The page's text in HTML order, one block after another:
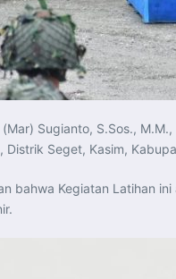
Sugianto, S.Sos.,
Seget, Kasim,
bahwa Kegiatan Latihan